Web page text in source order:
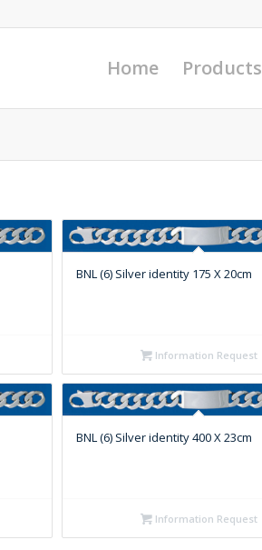
Home Products
BNL (6) Silver identity 175 X 20cm
Information Request
BNL (6) Silver identity 400 X 23cm
Information Request